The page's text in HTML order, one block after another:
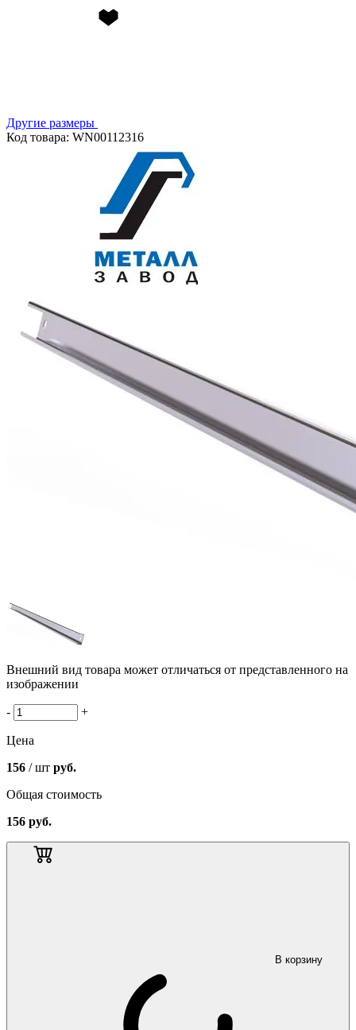
Другие размеры
Код товара: WN00112316
Внешний вид товара может отличаться от представленного на
изображении
- +
Цена
156 / шт руб.
Общая стоимость
156 руб.
В корзину